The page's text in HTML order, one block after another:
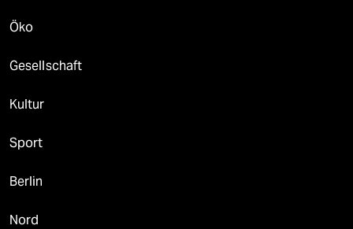
Öko
Gesellschaft
Kultur
Sport
Berlin
Nord